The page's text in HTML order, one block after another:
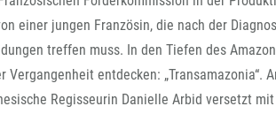
einer jungen Französin, die nach der
treffen muss. In den Tiefen des
Vergangenheit entdecken: „Transamazonia“.
Regisseurin Danielle Arbid versetzt